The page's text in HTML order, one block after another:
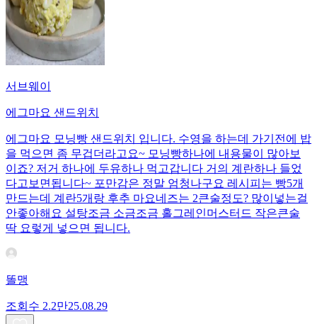
서브웨이
에그마요 샌드위치
에그마요 모닝빵 샌드위치 입니다. 수영을 하는데 가기전에 밥
을 먹으면 좀 무겁더라고요~ 모닝빵하나에 내용물이 많아보
이죠? 저거 하나에 두유하나 먹고갑니다 거의 계란하나 들었
다고보면됩니다~ 포만감은 정말 엄청나구요 레시피는 빵5개
만드는데 계란5개랑 후추 마요네즈는 2큰술정도? 많이넣는걸
안좋아해요 설탕조금 소금조금 홀그레인머스터드 작은큰술
딱 요렇게 넣으면 됩니다.
똘맹
조회수 2.2만25.08.29